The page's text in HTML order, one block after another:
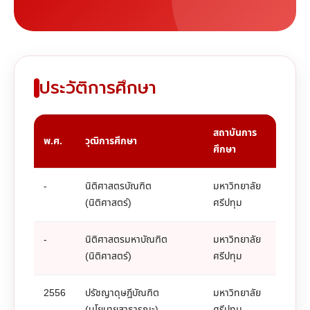
ประวัติการศึกษา
พ.ศ. วุฒิการศึกษา
สถาบันการ
ศึกษา
-
นิติศาสตรบัณฑิต
(นิติศาสตร์)
มหาวิทยาลัย
ศรีปทุม
-
นิติศาสตรมหาบัณฑิต
(นิติศาสตร์)
มหาวิทยาลัย
ศรีปทุม
2556
ปรัชญาดุษฎีบัณฑิต
มหาวิทยาลัย